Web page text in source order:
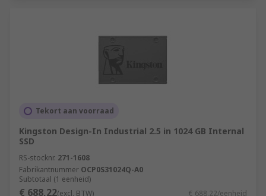
Tekort aan voorraad
Kingston Design-In Industrial 2.5 in 1024 GB Internal
SSD
RS-stocknr. 271-1608
Fabrikantnummer OCP0S31024Q-A0
Subtotaal (1 eenheid)
€ 688,22(excl. BTW) € 688,22/eenheid